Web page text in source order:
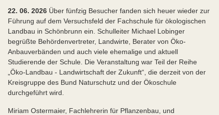
22. 06. 2026 Über fünfzig Besucher fanden sich heuer wieder zur
Führung auf dem Versuchsfeld der Fachschule für ökologischen
Landbau in Schönbrunn ein. Schulleiter Michael Lobinger
begrüßte Behördenvertreter, Landwirte, Berater von Öko-
Anbauverbänden und auch viele ehemalige und aktuell
Studierende der Schule. Die Veranstaltung war Teil der Reihe
„Öko-Landbau - Landwirtschaft der Zukunft“, die derzeit von der
Kreisgruppe des Bund Naturschutz und der Ökoschule
durchgeführt wird.
Miriam Ostermaier, Fachlehrerin für Pflanzenbau, und